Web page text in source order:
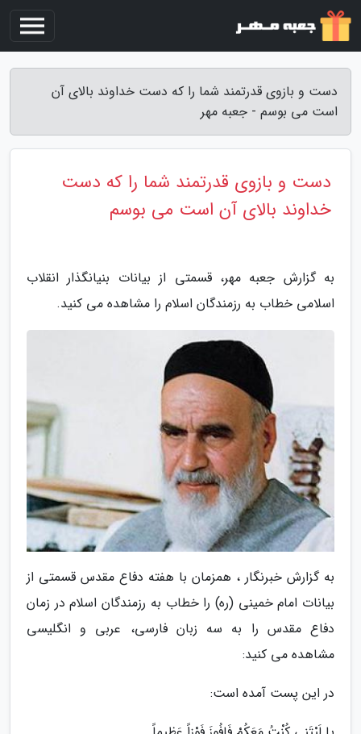
دست و بازوی قدرتمند شما را که دست خداوند بالای آن
است می بوسم - جعبه مهر
دست و بازوی قدرتمند شما را که دست
خداوند بالای آن است می بوسم
به گزارش جعبه مهر، قسمتی از بیانات بنیانگذار انقلاب
اسلامی خطاب به رزمندگان اسلام را مشاهده می کنید.
به گزارش خبرنگار ، همزمان با هفته دفاع مقدس قسمتی از
بیانات امام خمینی (ره) را خطاب به رزمندگان اسلام در زمان
دفاع مقدس را به سه زبان فارسی، عربی و انگلیسی
مشاهده می کنید:
در این پست آمده است: